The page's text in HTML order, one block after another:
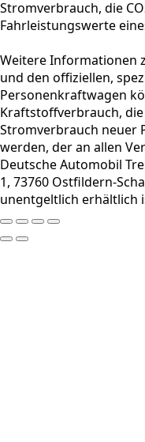
Stromverbrauch, die
Fahrleistungswerte
Weitere Informationen
und den offiziellen,
Personenkraftwagen
Kraftstoffverbrauch, die
Stromverbrauch neuer
werden, der an allen
Deutsche Automobil
1, 73760 Ostfildern-
unentgeltlich erhältlich